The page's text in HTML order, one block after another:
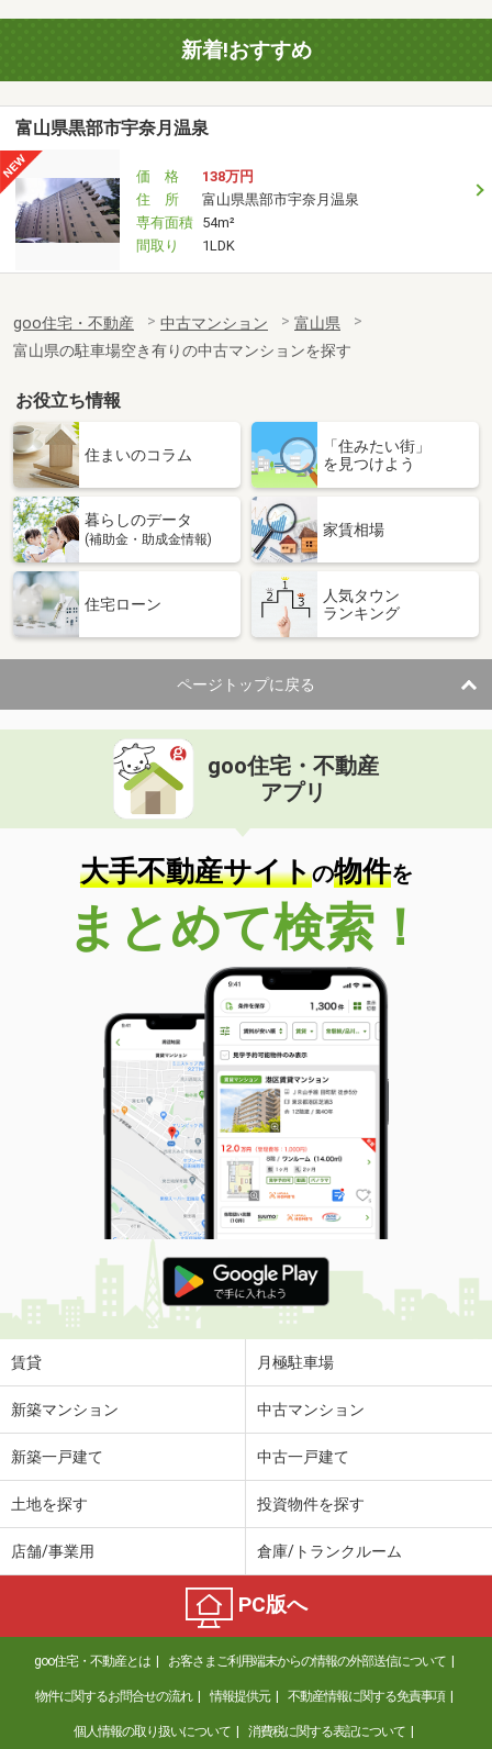
新着!おすすめ
富山県黒部市宇奈月温泉
価 格
138万円
住 所
富山県黒部市宇奈月温泉
専有面積 54m²
間取り
1LDK
goo住宅・不動産 中古マンション
富山県
富山県の駐車場空き有りの中古マンションを探す
お役立ち情報
住まいのコラム
「住みたい街」
を見つけよう
暮らしのデータ
(補助金・助成金情報)
家賃相場
住宅ローン
人気タウン
ランキング
ページトップに戻る
goo住宅・不動産
アプリ
大手不動産サイトの物件を
まとめて検索！
賃貸 月極駐車場
新築マンション 中古マンション
新築一戸建て 中古一戸建て
土地を探す 投資物件を探す
店舗/事業用 倉庫/トランクルーム
PC版へ
goo住宅・不動産とは お客さまご利用端末からの情報の外部送信について
物件に関するお問合せの流れ 情報提供元 不動産情報に関する免責事項
個人情報の取り扱いについて 消費税に関する表記について